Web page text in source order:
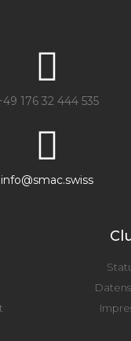
176 32 444 535
info@smac.swiss